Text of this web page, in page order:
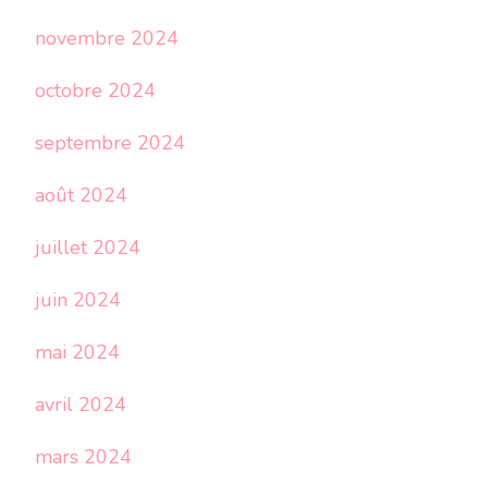
novembre 2024
octobre 2024
septembre 2024
août 2024
juillet 2024
juin 2024
mai 2024
avril 2024
mars 2024